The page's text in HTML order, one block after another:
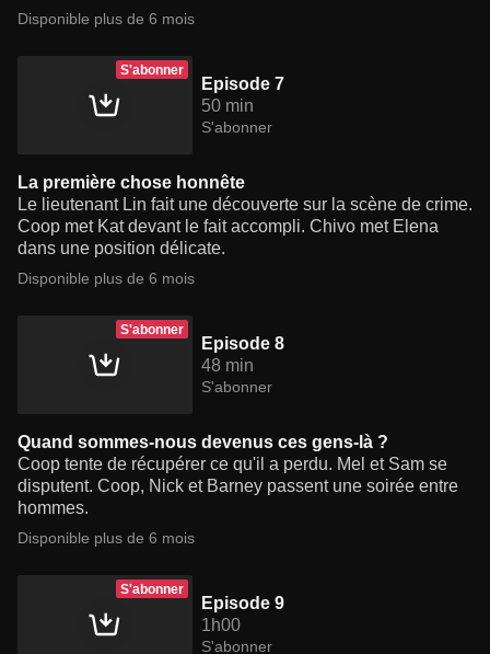
Disponible plus de 6 mois
S'abonner
Episode 7
50 min
S'abonner
La première chose honnête
Le lieutenant Lin fait une découverte sur la scène de crime.
Coop met Kat devant le fait accompli. Chivo met Elena
dans une position délicate.
Disponible plus de 6 mois
S'abonner
Episode 8
48 min
S'abonner
Quand sommes-nous devenus ces gens-là ?
Coop tente de récupérer ce qu'il a perdu. Mel et Sam se
disputent. Coop, Nick et Barney passent une soirée entre
hommes.
Disponible plus de 6 mois
S'abonner
Episode 9
1h00
S'abonner